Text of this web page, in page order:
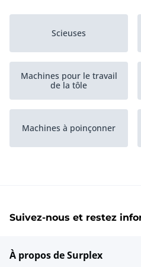
Scieuses
Machines pour le travail
de la tôle
Machines à poinçonner
Lignes de production
Suivez-nous et restez
À propos de Surplex